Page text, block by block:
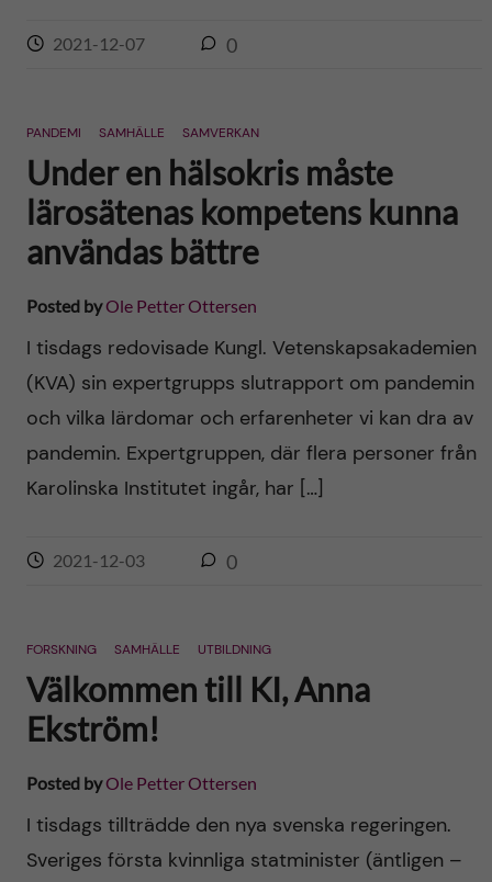
2021-12-07 0
PANDEMI SAMHÄLLE SAMVERKAN
Under en hälsokris måste
lärosätenas kompetens kunna
användas bättre
Posted byOle Petter Ottersen
I tisdags redovisade Kungl. Vetenskapsakademien
(KVA) sin expertgrupps slutrapport om pandemin
och vilka lärdomar och erfarenheter vi kan dra av
pandemin. Expertgruppen, där flera personer från
Karolinska Institutet ingår, har […]
2021-12-03 0
FORSKNING SAMHÄLLE UTBILDNING
Välkommen till KI, Anna
Ekström!
Posted byOle Petter Ottersen
I tisdags tillträdde den nya svenska regeringen.
Sveriges första kvinnliga statminister (äntligen –